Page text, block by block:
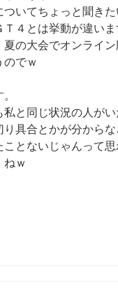
いてちょっと聞き
４とは挙動が違いま
夏の大会でオンライ
でｗ
と同じ状況の人が
具合とかが分からな
ことないじゃんって
ｗ